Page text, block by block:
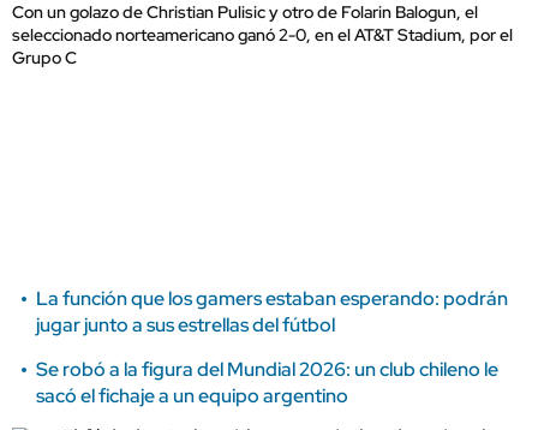
Con un golazo de Christian Pulisic y otro de Folarin Balogun, el
seleccionado norteamericano ganó 2-0, en el AT&T Stadium, por el
Grupo C
La función que los gamers estaban esperando: podrán
jugar junto a sus estrellas del fútbol
Se robó a la figura del Mundial 2026: un club chileno le
sacó el fichaje a un equipo argentino